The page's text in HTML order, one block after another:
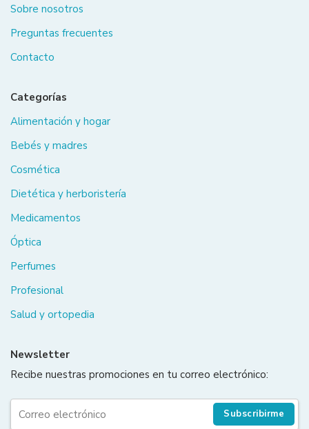
Sobre nosotros
Preguntas frecuentes
Contacto
Categorías
Alimentación y hogar
Bebés y madres
Cosmética
Dietética y herboristería
Medicamentos
Óptica
Perfumes
Profesional
Salud y ortopedia
Newsletter
Recibe nuestras promociones en tu correo electrónico:
Subscribirme